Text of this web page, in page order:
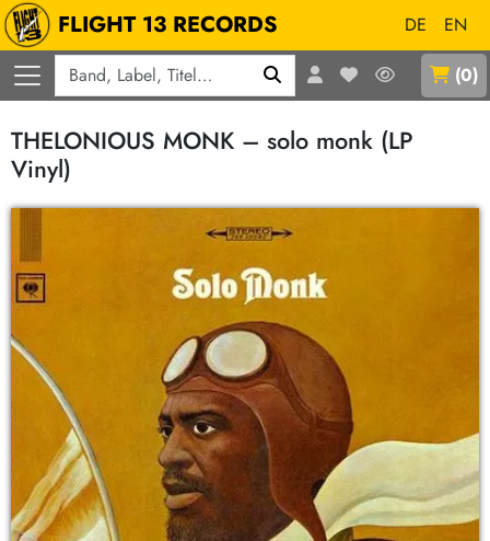
FLIGHT 13 RECORDS DE
EN
(0)
THELONIOUS MONK – solo monk (LP
Vinyl)